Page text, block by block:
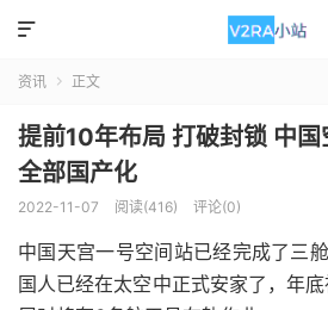

资讯  正文
提前10年布局 打破封锁 中
全部国产化
2022-11-07 阅读(416) 评论(0)
中国天宫一号空间站已经完成了三
国人已经在太空中正式安家了，年底